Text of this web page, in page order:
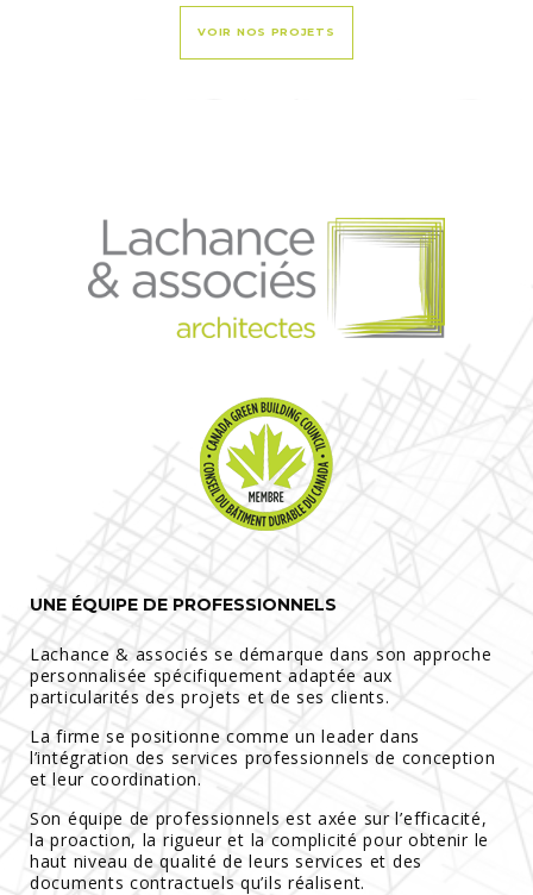
VOIR NOS PROJETS
UNE ÉQUIPE DE PROFESSIONNELS
Lachance & associés se démarque dans son approche
personnalisée spécifiquement adaptée aux
particularités des projets et de ses clients.
La firme se positionne comme un leader dans
l’intégration des services professionnels de conception
et leur coordination.
Son équipe de professionnels est axée sur l’efficacité,
la proaction, la rigueur et la complicité pour obtenir le
haut niveau de qualité de leurs services et des
documents contractuels qu’ils réalisent.